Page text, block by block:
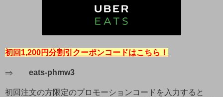
初回1,200円分割引クーポンコードはこちら！
⇒ eats-phmw3
初回注文の方限定のプロモーションコードを入力すると